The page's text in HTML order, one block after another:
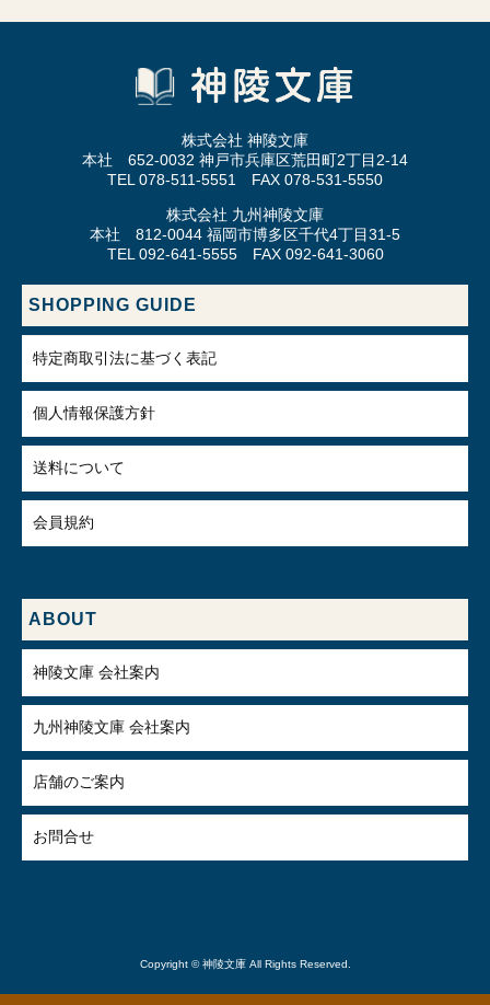
株式会社 神陵文庫
本社 652-0032 神戸市兵庫区荒田町2丁目2-14
TEL 078-511-5551 FAX 078-531-5550
株式会社 九州神陵文庫
本社 812-0044 福岡市博多区千代4丁目31-5
TEL 092-641-5555 FAX 092-641-3060
SHOPPING GUIDE
特定商取引法に基づく表記
個人情報保護方針
送料について
会員規約
ABOUT
神陵文庫 会社案内
九州神陵文庫 会社案内
店舗のご案内
お問合せ
Copyright © 神陵文庫 All Rights Reserved.